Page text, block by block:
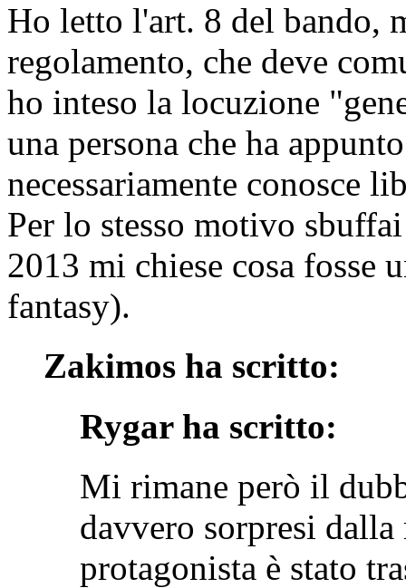
Ho letto l'art. 8 del bando,
regolamento, che deve
ho inteso la locuzione
una persona che ha
necessariamente conosce
Per lo stesso motivo
2013 mi chiese cosa fosse
fantasy).
Zakimos ha scritto:
Rygar ha scritto:
Mi rimane però il
davvero sorpresi
protagonista è stato